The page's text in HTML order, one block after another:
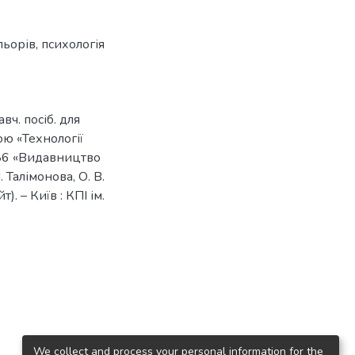
, психологія
посіб. для
«Технології
«Видавництво
Талімонова, О. В.
– Київ : КПІ ім.
We collect and process your personal information for the